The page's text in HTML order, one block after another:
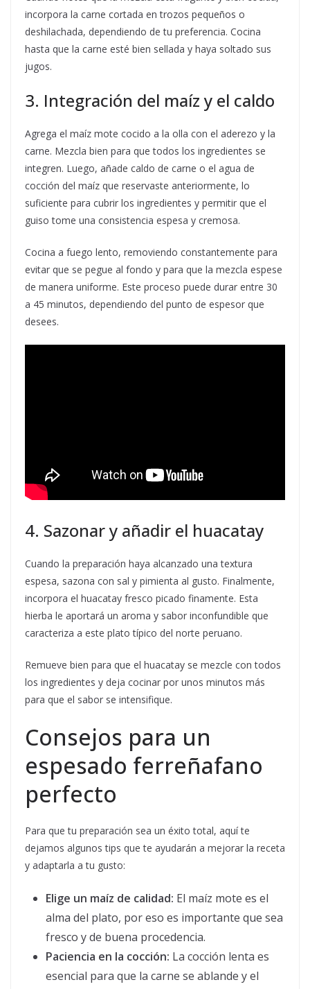
incorpora la carne cortada en trozos pequeños o
deshilachada, dependiendo de tu preferencia. Cocina
hasta que la carne esté bien sellada y haya soltado sus
jugos.
3. Integración del maíz y el caldo
Agrega el maíz mote cocido a la olla con el aderezo y la
carne. Mezcla bien para que todos los ingredientes se
integren. Luego, añade caldo de carne o el agua de
cocción del maíz que reservaste anteriormente, lo
suficiente para cubrir los ingredientes y permitir que el
guiso tome una consistencia espesa y cremosa.
Cocina a fuego lento, removiendo constantemente para
evitar que se pegue al fondo y para que la mezcla espese
de manera uniforme. Este proceso puede durar entre 30
a 45 minutos, dependiendo del punto de espesor que
desees.
4. Sazonar y añadir el huacatay
Cuando la preparación haya alcanzado una textura
espesa, sazona con sal y pimienta al gusto. Finalmente,
incorpora el huacatay fresco picado finamente. Esta
hierba le aportará un aroma y sabor inconfundible que
caracteriza a este plato típico del norte peruano.
Remueve bien para que el huacatay se mezcle con todos
los ingredientes y deja cocinar por unos minutos más
para que el sabor se intensifique.
Consejos para un
espesado ferreñafano
perfecto
Para que tu preparación sea un éxito total, aquí te
dejamos algunos tips que te ayudarán a mejorar la receta
y adaptarla a tu gusto:
Elige un maíz de calidad: El maíz mote es el
alma del plato, por eso es importante que sea
fresco y de buena procedencia.
Paciencia en la cocción: La cocción lenta es
esencial para que la carne se ablande y el